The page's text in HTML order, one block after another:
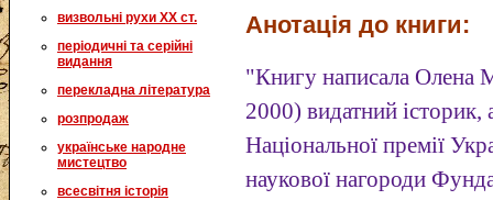
визвольні рухи XX ст.
періодичні та серійні
видання
перекладна література
розпродаж
українське народне
мистецтво
всесвітня історія
Анотація до книги:
"Книгу написала Олена
2000) видатний історик,
Національної премії
наукової нагороди